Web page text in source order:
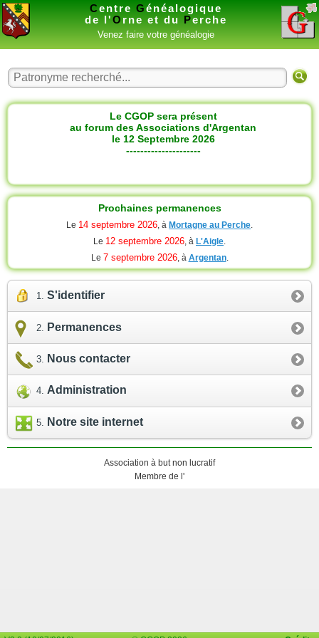
Centre Généalogique
de l'O rne et du Perche
Venez faire votre généalogie
Le CGOP sera présent
au forum des Associations d'Argentan
le 12 Septembre 2026
---------------------
Prochaines permanences
Le 14 septembre 2026, à Mortagne au Perche.
Le 12 septembre 2026, à L'Aigle.
Le 7 septembre 2026, à Argentan.
S'identifier
Permanences
Nous contacter
Administration
Notre site internet
Association à but non lucratif
Membre de l'